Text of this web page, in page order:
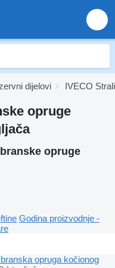
dijelovi IVECO
opruge
opruge
Godina proizvodnje -